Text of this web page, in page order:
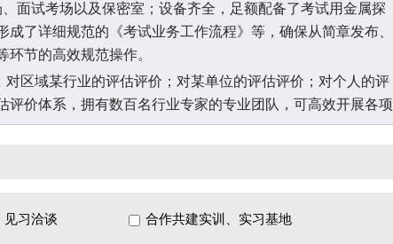
面试考场以及保密室；设备齐全，足额配备了考试用金属探
了详细规范的《考试业务工作流程》等，确保从简章发布、
节的高效规范操作。
区域某行业的评估评价；对某单位的评估评价；对个人的评
价体系，拥有数百名行业专家的专业团队，可高效开展各项
质，可面向公司在职职工及公司派遣人员开展保育师、育婴
市相关从业人员开展企业人力资源管理师、保育师、计算机
见习洽谈 合作共建实训、实习基地